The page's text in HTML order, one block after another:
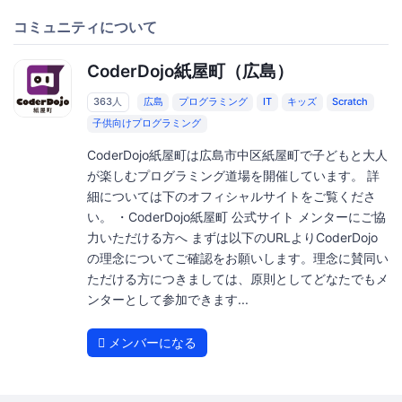
コミュニティについて
CoderDojo紙屋町（広島）
363人 広島 プログラミング IT キッズ
Scratch
子供向けプログラミング
CoderDojo紙屋町は広島市中区紙屋町で子どもと大人
が楽しむプログラミング道場を開催しています。 詳
細については下のオフィシャルサイトをご覧くださ
い。 ・CoderDojo紙屋町 公式サイト メンターにご協
力いただける方へ まずは以下のURLよりCoderDojo
の理念についてご確認をお願いします。理念に賛同い
ただける方につきましては、原則としてどなたでもメ
ンターとして参加できます...
メンバーになる